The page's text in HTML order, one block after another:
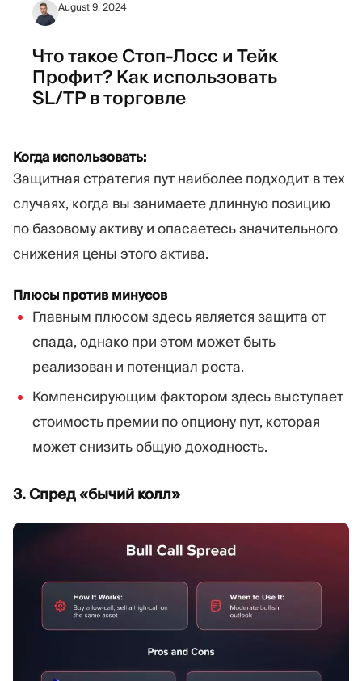
August 9, 2024
Что такое Стоп-Лосс и Тейк
Профит? Как использовать
SL/TP в торговле
Когда использовать:
Защитная стратегия пут наиболее подходит в тех
случаях, когда вы занимаете длинную позицию
по базовому активу и опасаетесь значительного
снижения цены этого актива.
Плюсы против минусов
Главным плюсом здесь является защита от
спада, однако при этом может быть
реализован и потенциал роста.
Компенсирующим фактором здесь выступает
стоимость премии по опциону пут, которая
может снизить общую доходность.
3. Спред «бычий колл»